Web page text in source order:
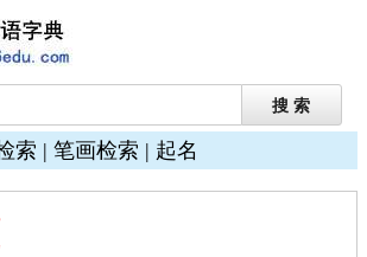
索 | 笔画检索 | 起名